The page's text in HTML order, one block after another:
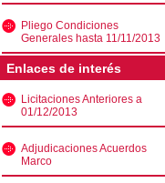
Pliego Condiciones
Generales hasta 11/11/2013
Enlaces de interés
Licitaciones Anteriores a
01/12/2013
Adjudicaciones Acuerdos
Marco